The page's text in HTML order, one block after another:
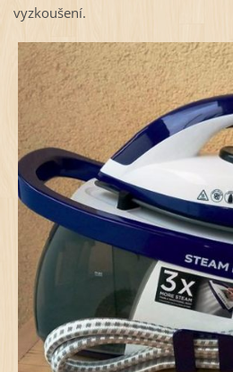
vyzkoušení.